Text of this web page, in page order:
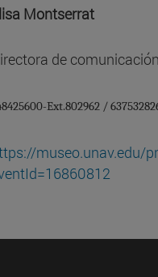
Montserrat
de
Ext.802962 /
museo.unav.edu/